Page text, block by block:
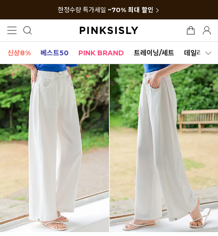
한정수량 특가세일 ~70% 최대 할인
신상8% 베스트50 PINK BRAND 트레이닝/세트 데일리세트